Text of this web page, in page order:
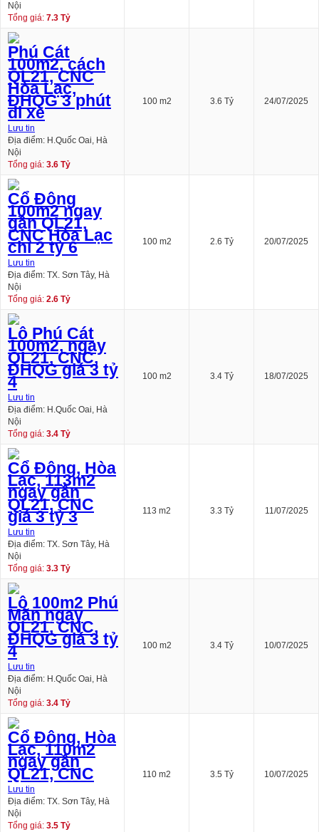
Nội
Tổng giá: 7.3 Tỷ
Phú Cát
100m2, cách
QL21, CNC
Hòa Lạc,
ĐHQG 3 phút
đi xe
Lưu tin
Địa điểm: H.Quốc Oai, Hà
Nội
Tổng giá: 3.6 Tỷ
100 m2 3.6 Tỷ 24/07/2025
Cổ Đông
100m2 ngay
gần QL21,
CNC Hòa Lạc
chỉ 2 tỷ 6
Lưu tin
Địa điểm: TX. Sơn Tây, Hà
Nội
Tổng giá: 2.6 Tỷ
100 m2 2.6 Tỷ 20/07/2025
Lô Phú Cát
100m2, ngay
QL21, CNC,
ĐHQG giá 3 tỷ
4
Lưu tin
Địa điểm: H.Quốc Oai, Hà
Nội
Tổng giá: 3.4 Tỷ
100 m2 3.4 Tỷ 18/07/2025
Cổ Đông, Hòa
Lạc, 113m2
ngay gần
QL21, CNC
giá 3 tỷ 3
Lưu tin
Địa điểm: TX. Sơn Tây, Hà
Nội
Tổng giá: 3.3 Tỷ
113 m2 3.3 Tỷ 11/07/2025
Lô 100m2 Phú
Mãn ngay
QL21, CNC,
ĐHQG giá 3 tỷ
4
Lưu tin
Địa điểm: H.Quốc Oai, Hà
Nội
Tổng giá: 3.4 Tỷ
100 m2 3.4 Tỷ 10/07/2025
Cổ Đông, Hòa
Lạc, 110m2
ngay gần
QL21, CNC
Lưu tin
Địa điểm: TX. Sơn Tây, Hà
Nội
Tổng giá: 3.5 Tỷ
110 m2 3.5 Tỷ 10/07/2025